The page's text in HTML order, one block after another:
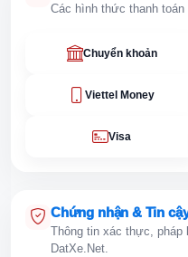
Các hình thức thanh
Chuyển khoản
Viettel Money
Visa
Chứng nhận & Tin
Thông tin xác thực,
DatXe.Net.